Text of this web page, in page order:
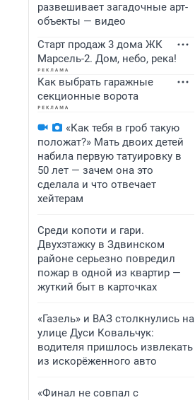
развешивает загадочные арт-
объекты — видео
Старт продаж 3 дома ЖК
Марсель-2. Дом, небо, река!
Как выбрать гаражные
секционные ворота
«Как тебя в гроб такую
положат?» Мать двоих детей
набила первую татуировку в
50 лет — зачем она это
сделала и что отвечает
хейтерам
Среди копоти и гари.
Двухэтажку в Здвинском
районе серьезно повредил
пожар в одной из квартир —
жуткий быт в карточках
«Газель» и ВАЗ столкнулись на
улице Дуси Ковальчук:
водителя пришлось извлекать
из искорёженного авто
«Финал не совпал с